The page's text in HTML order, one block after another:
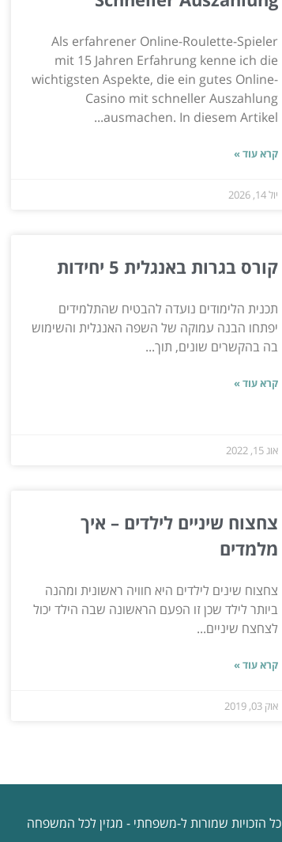
Als erfahrener Online-Roulette-Spieler
mit 15 Jahren Erfahrung kenne ich die
wichtigsten Aspekte, die ein gutes Online-
Casino mit schneller Auszahlung
ausmachen. In diesem Artikel...
קרא עוד »
יול 14, 2026
קורס בגרות באנגלית 5 יחידות
תכנית הלימודים נועדה להבטיח שהתלמידים
יפתחו הבנה עמוקה של השפה האנגלית והשימוש
בה בהקשרים שונים, תוך...
קרא עוד »
אוג 15, 2022
צחצוח שיניים לילדים – איך
מלמדים
צחצוח שינים לילדים היא חוויה ראשונית ומהנה
ביותר לילד שכן זו הפעם הראשונה שבה הילד יכול
לצחצח שיניים...
קרא עוד »
אוק 03, 2019
כל הזכויות שמורות ל-משפחתי - מגזין לכל המשפחה